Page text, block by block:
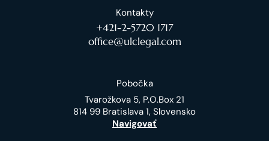
Kontakty
+421-2-5720 1717
office@ulclegal.com
Pobočka
Tvarožkova 5, P.O.Box 21
814 99 Bratislava 1, Slovensko
Navigovať